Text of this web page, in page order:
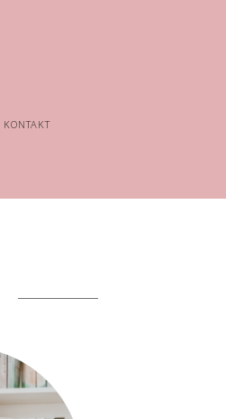
KONTAKT